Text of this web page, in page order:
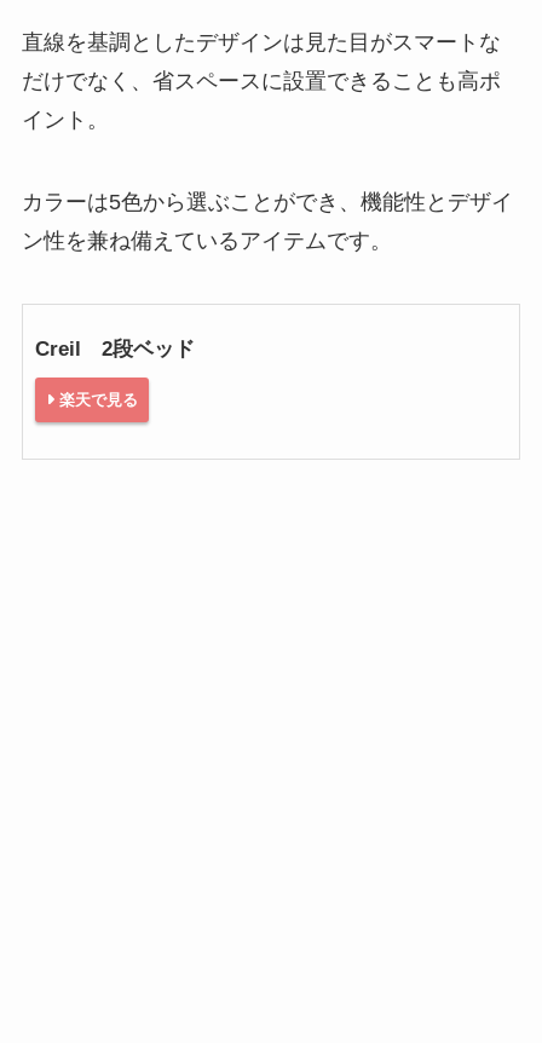
直線を基調としたデザインは見た目がスマートな
だけでなく、省スペースに設置できることも高ポ
イント。
カラーは5色から選ぶことができ、機能性とデザイ
ン性を兼ね備えているアイテムです。
Creil 2段ベッド
楽天で見る